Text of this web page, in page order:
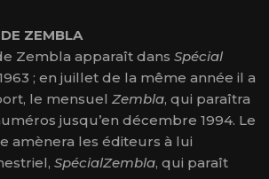
ZEMBLA
Zembla apparaît dans Spécial
; en juillet de la même année il a
le mensuel Zembla, qui paraîtra
jusqu’en décembre 1994. Le
amènera les éditeurs à lui
SpécialZembla, qui paraît